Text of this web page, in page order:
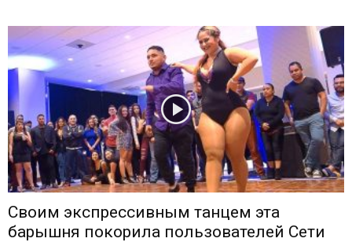
Своим экспрессивным танцем эта
барышня покорила пользователей Сети